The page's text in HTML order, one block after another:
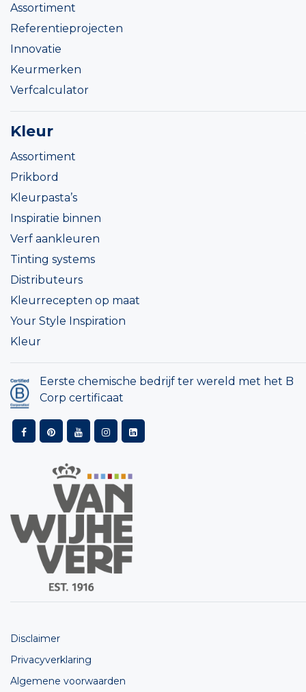
Assortiment
Referentieprojecten
Innovatie
Keurmerken
Verfcalculator
Kleur
Assortiment
Prikbord
Kleurpasta’s
Inspiratie binnen
Verf aankleuren
Tinting systems
Distributeurs
Kleurrecepten op maat
Your Style Inspiration
Kleur
Eerste chemische bedrijf ter wereld met het B
Corp certificaat
Disclaimer
Privacyverklaring
Algemene voorwaarden